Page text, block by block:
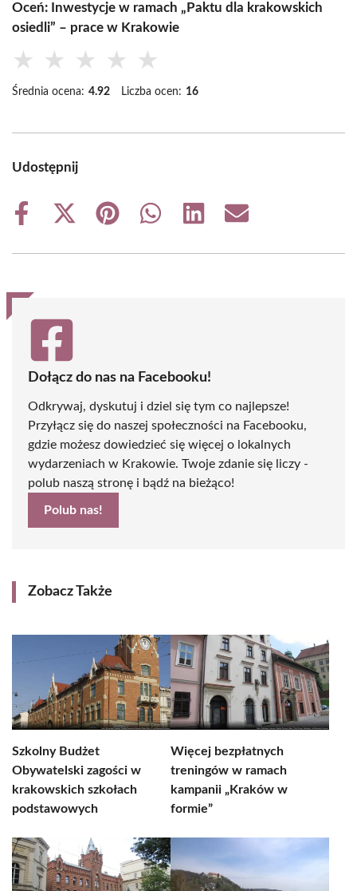
Oceń: Inwestycje w ramach „Paktu dla krakowskich
osiedli” – prace w Krakowie
★ ★ ★ ★ ★
Średnia ocena: 4.92 Liczba ocen: 16
Udostępnij
Share
Share
(Twitter)
Share
Share
Share
Share
Dołącz do nas na Facebooku!
Odkrywaj, dyskutuj i dziel się tym co najlepsze!
Przyłącz się do naszej społeczności na Facebooku,
gdzie możesz dowiedzieć się więcej o lokalnych
wydarzeniach w Krakowie. Twoje zdanie się liczy -
polub naszą stronę i bądź na bieżąco!
Polub nas!
Zobacz Także
Szkolny Budżet
Obywatelski zagości w
krakowskich szkołach
podstawowych
Więcej bezpłatnych
treningów w ramach
kampanii „Kraków w
formie”